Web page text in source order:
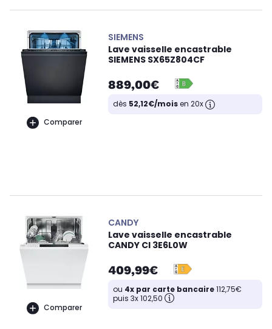
Comparer
SIEMENS
Lave vaisselle encastrable
SIEMENS SX65Z804CF
889,00€
dès 52,12€/moisen 20x
Comparer
CANDY
Lave vaisselle encastrable
CANDY CI 3E6L0W
409,99€
ou 4x par carte bancaire112,75€
puis 3x 102,50